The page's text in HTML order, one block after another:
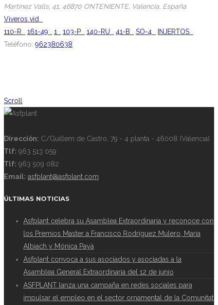
Martínez Valls, 41, 46870 ONTENIENTE, Valencia, España
Viveros vid
110-R
161-49 1 103-P 140-RU 41-B SO-4
INJERTOS
Teléfono: 962380638
Scroll
Dirección: C/Guillem de Castro, 79 - 4 planta - 46008 (Valencia)
Tlf: 963 513 059
Tlf: 963 509 082
Email: asfplant@asfplant.com
ÚLTIMAS NOTICIAS
Asfplant celebra su Asamblea Extraordinaria y reconoce con
los Premios Master a Francisco Rodríguez Mulero, Maria
Albiach y Mónica Payà
Asfplant convoca a sus asociados y asociadas a la
Asamblea General Extraordinaria del 12 de junio
ASFPLANT lanza una campaña en redes sociales para
impulsar el empleo en el sector ornamental de la Comunitat